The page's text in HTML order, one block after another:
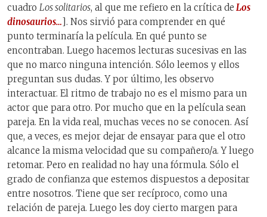
cuadro Los solitarios, al que me refiero en la crítica de Los
dinosaurios…]. Nos sirvió para comprender en qué
punto terminaría la película. En qué punto se
encontraban. Luego hacemos lecturas sucesivas en las
que no marco ninguna intención. Sólo leemos y ellos
preguntan sus dudas. Y por último, les observo
interactuar. El ritmo de trabajo no es el mismo para un
actor que para otro. Por mucho que en la película sean
pareja. En la vida real, muchas veces no se conocen. Así
que, a veces, es mejor dejar de ensayar para que el otro
alcance la misma velocidad que su compañero/a. Y luego
retomar. Pero en realidad no hay una fórmula. Sólo el
grado de confianza que estemos dispuestos a depositar
entre nosotros. Tiene que ser recíproco, como una
relación de pareja. Luego les doy cierto margen para